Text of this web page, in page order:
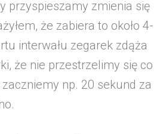
przyspieszamy zmienia się
że zabiera to około 4-
interwału zegarek zdąża
że nie przestrzelimy się co
np. 20 sekund za